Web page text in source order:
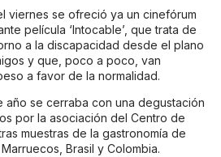
viernes se ofreció ya un cinefórum
película ‘Intocable’, que trata de
a la discapacidad desde el plano
y que, poco a poco, van
a favor de la normalidad.
año se cerraba con una degustación
por la asociación del Centro de
muestras de la gastronomía de
Brasil y Colombia.